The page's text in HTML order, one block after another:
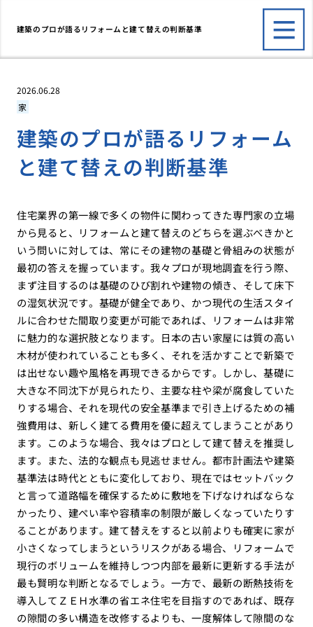
建築のプロが語るリフォームと建て替えの判断基準
2026.06.28
家
建築のプロが語るリフォーム
と建て替えの判断基準
住宅業界の第一線で多くの物件に関わってきた専門家の立場
から見ると、リフォームと建て替えのどちらを選ぶべきかと
いう問いに対しては、常にその建物の基礎と骨組みの状態が
最初の答えを握っています。我々プロが現地調査を行う際、
まず注目するのは基礎のひび割れや建物の傾き、そして床下
の湿気状況です。基礎が健全であり、かつ現代の生活スタイ
ルに合わせた間取り変更が可能であれば、リフォームは非常
に魅力的な選択肢となります。日本の古い家屋には質の高い
木材が使われていることも多く、それを活かすことで新築で
は出せない趣や風格を再現できるからです。しかし、基礎に
大きな不同沈下が見られたり、主要な柱や梁が腐食していた
りする場合、それを現代の安全基準まで引き上げるための補
強費用は、新しく建てる費用を優に超えてしまうことがあり
ます。このような場合、我々はプロとして建て替えを推奨し
ます。また、法的な観点も見逃せません。都市計画法や建築
基準法は時代とともに変化しており、現在ではセットバック
と言って道路幅を確保するために敷地を下げなければならな
かったり、建ぺい率や容積率の制限が厳しくなっていたりす
ることがあります。建て替えをすると以前よりも確実に家が
小さくなってしまうというリスクがある場合、リフォームで
現行のボリュームを維持しつつ内部を最新に更新する手法が
最も賢明な判断となるでしょう。一方で、最新の断熱技術を
導入してＺＥＨ水準の省エネ住宅を目指すのであれば、既存
の隙間の多い構造を改修するよりも、一度解体して隙間のな